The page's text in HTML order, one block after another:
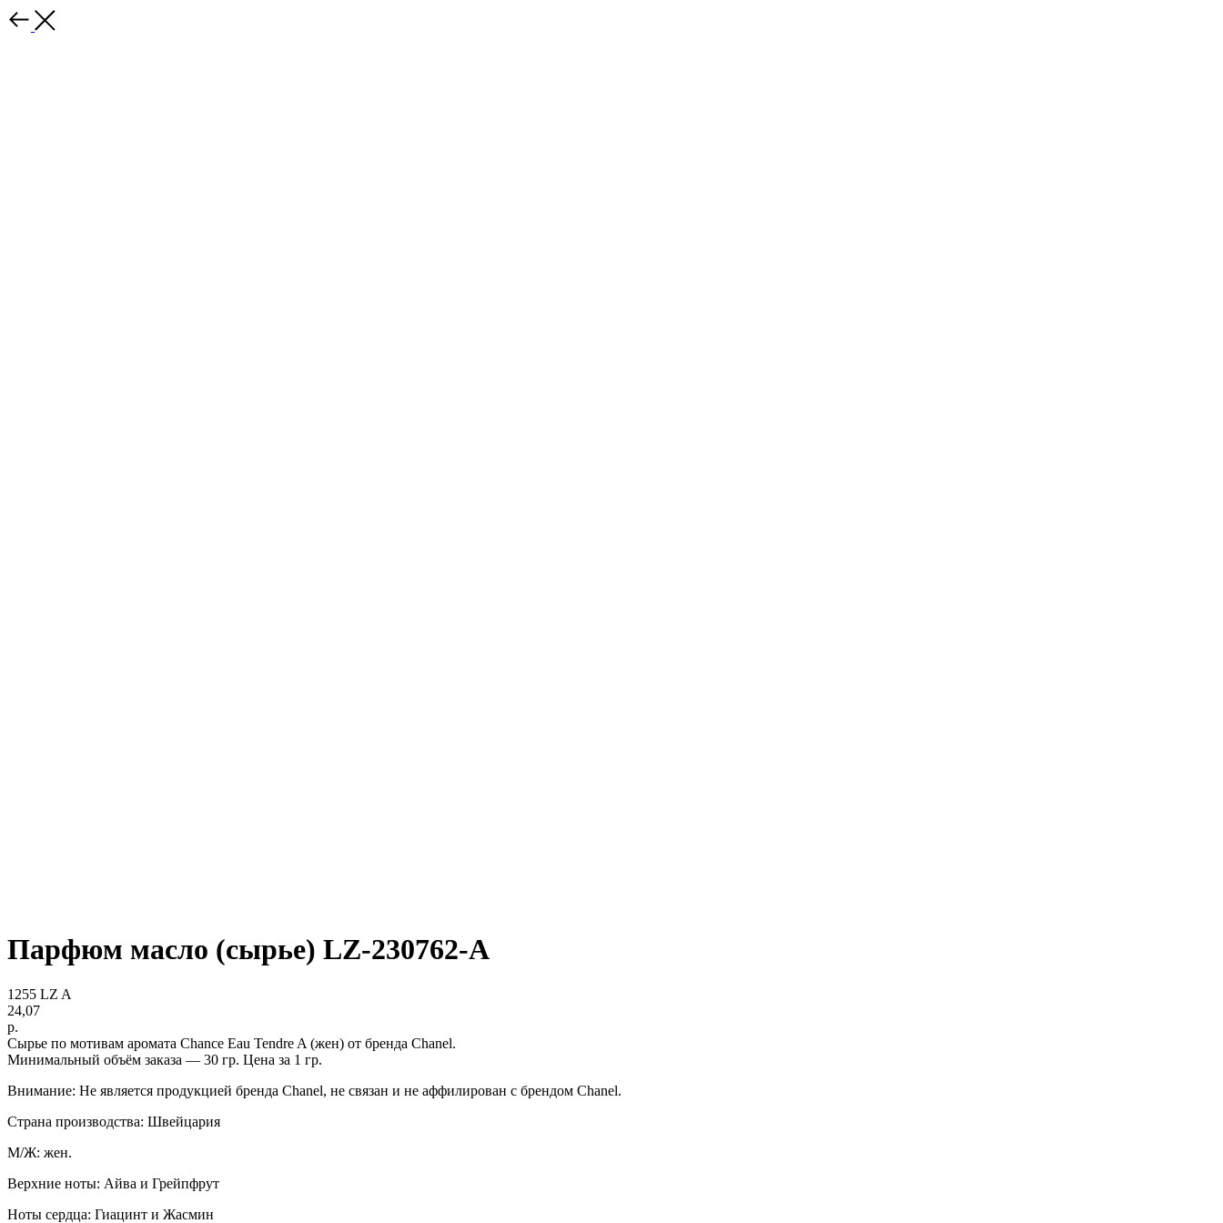
Парфюм масло (сырье) LZ-230762-A
1255 LZ A
24,07
р.
Сырье по мотивам аромата Chance Eau Tendre A (жен) от бренда Chanel.
Минимальный объём заказа — 30 гр. Цена за 1 гр.
Внимание: Не является продукцией бренда Chanel, не связан и не аффилирован с брендом Chanel.
Страна производства: Швейцария
М/Ж: жен.
Верхние ноты: Айва и Грейпфрут
Ноты сердца: Гиацинт и Жасмин